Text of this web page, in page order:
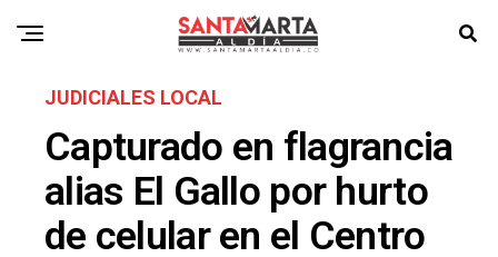
JUDICIALES LOCAL
Capturado en flagrancia
alias El Gallo por hurto
de celular en el Centro